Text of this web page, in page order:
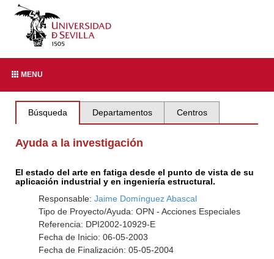
MENU
Búsqueda Departamentos Centros
Ayuda a la investigación
El estado del arte en fatiga desde el punto de vista de su
aplicación industrial y en ingeniería estructural.
Responsable: Jaime Domínguez Abascal
Tipo de Proyecto/Ayuda: OPN - Acciones Especiales
Referencia: DPI2002-10929-E
Fecha de Inicio: 06-05-2003
Fecha de Finalización: 05-05-2004